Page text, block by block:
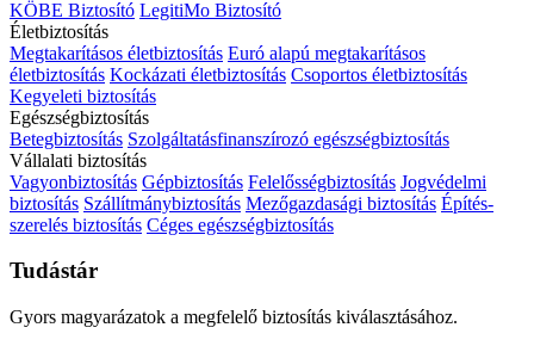
KÖBE Biztosító LegitiMo Biztosító
Életbiztosítás
Megtakarításos életbiztosítás Euró alapú megtakarításos
életbiztosítás Kockázati életbiztosítás Csoportos életbiztosítás
Kegyeleti biztosítás
Egészségbiztosítás
Betegbiztosítás Szolgáltatásfinanszírozó egészségbiztosítás
Vállalati biztosítás
Vagyonbiztosítás Gépbiztosítás Felelősségbiztosítás Jogvédelmi
biztosítás Szállítmánybiztosítás Mezőgazdasági biztosítás Építés-
szerelés biztosítás Céges egészségbiztosítás
Tudástár
Gyors magyarázatok a megfelelő biztosítás kiválasztásához.